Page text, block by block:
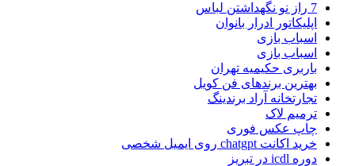
7 راز نو نگهداشتن لباس
اپلیکاتور ادرار بانوان
اسباب بازی
اسباب بازی
باربری حکیمیه تهران
بهترین برندهای فن کویل
تجارتخانه آراد برندینگ
ترمیم لاک
چاپ عکس فوری
خرید اکانت chatgpt روی ایمیل شخصی
دوره icdl در تبریز